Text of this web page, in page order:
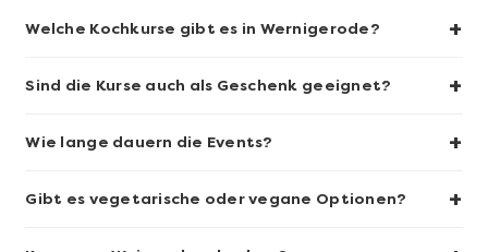
Welche Kochkurse gibt es in Wernigerode? +
Sind die Kurse auch als Geschenk geeignet? +
Wie lange dauern die Events? +
Gibt es vegetarische oder vegane Optionen? +